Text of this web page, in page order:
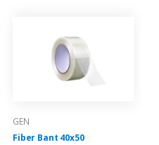
GEN
Fiber Bant 40x50